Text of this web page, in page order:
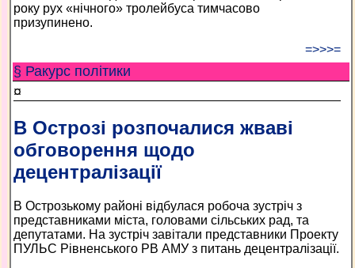
року рух «нічного» тролейбуса тимчасово
призупинено.
=>>>=
§ Ракурс політики
¤
В Острозі розпочалися жваві
обговорення щодо
децентралізації
В Острозькому районі відбулася робоча зустріч з
представниками міста, головами сільських рад, та
депутатами. На зустріч завітали представники Проекту
ПУЛЬС Рівненського РВ АМУ з питань децентралізації.